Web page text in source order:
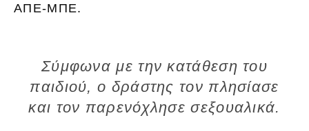
ΑΠΕ-ΜΠΕ.
Σύμφωνα με την κατάθεση του
παιδιού, ο δράστης τον πλησίασε
και τον παρενόχλησε σεξουαλικά.